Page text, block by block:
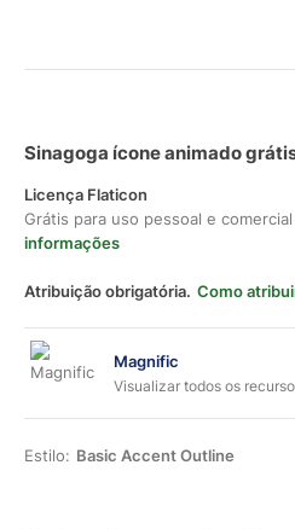
Sinagoga ícone animado
Licença Flaticon
Grátis para uso pessoal e
informações
Atribuição obrigatória. Como
Magnific
Visualizar todos os
Estilo: Basic Accent Outline